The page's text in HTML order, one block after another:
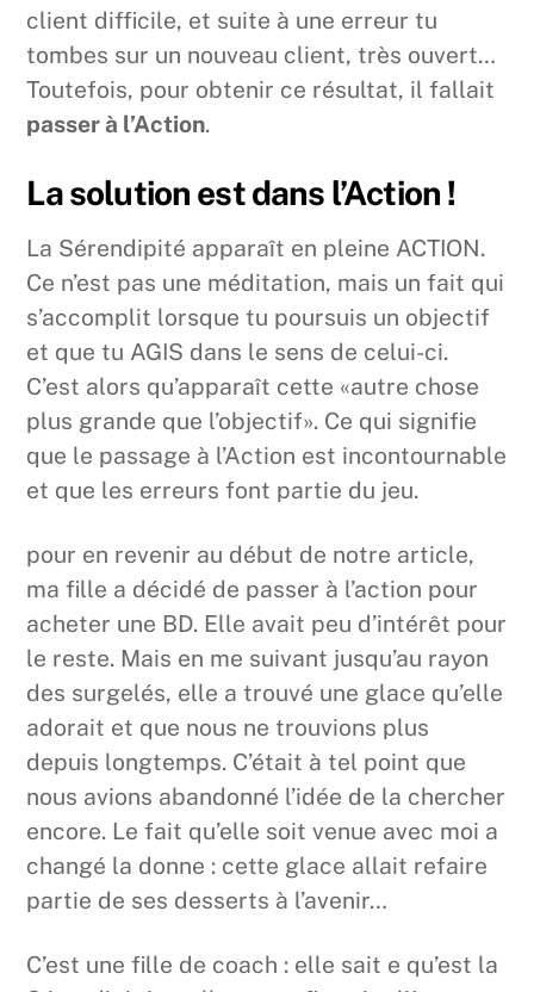
client difficile, et suite à une erreur tu
tombes sur un nouveau client, très ouvert…
Toutefois, pour obtenir ce résultat, il fallait
passer à l’Action.
La solution est dans l’Action !
La Sérendipité apparaît en pleine ACTION.
Ce n’est pas une méditation, mais un fait qui
s’accomplit lorsque tu poursuis un objectif
et que tu AGIS dans le sens de celui-ci.
C’est alors qu’apparaît cette «autre chose
plus grande que l’objectif». Ce qui signifie
que le passage à l’Action est incontournable
et que les erreurs font partie du jeu.
pour en revenir au début de notre article,
ma fille a décidé de passer à l’action pour
acheter une BD. Elle avait peu d’intérêt pour
le reste. Mais en me suivant jusqu’au rayon
des surgelés, elle a trouvé une glace qu’elle
adorait et que nous ne trouvions plus
depuis longtemps. C’était à tel point que
nous avions abandonné l’idée de la chercher
encore. Le fait qu’elle soit venue avec moi a
changé la donne : cette glace allait refaire
partie de ses desserts à l’avenir…
C’est une fille de coach : elle sait e qu’est la